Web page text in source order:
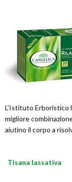
L'Istituto Erboristico
migliore
aiutino il corpo a
Tisana lassativa